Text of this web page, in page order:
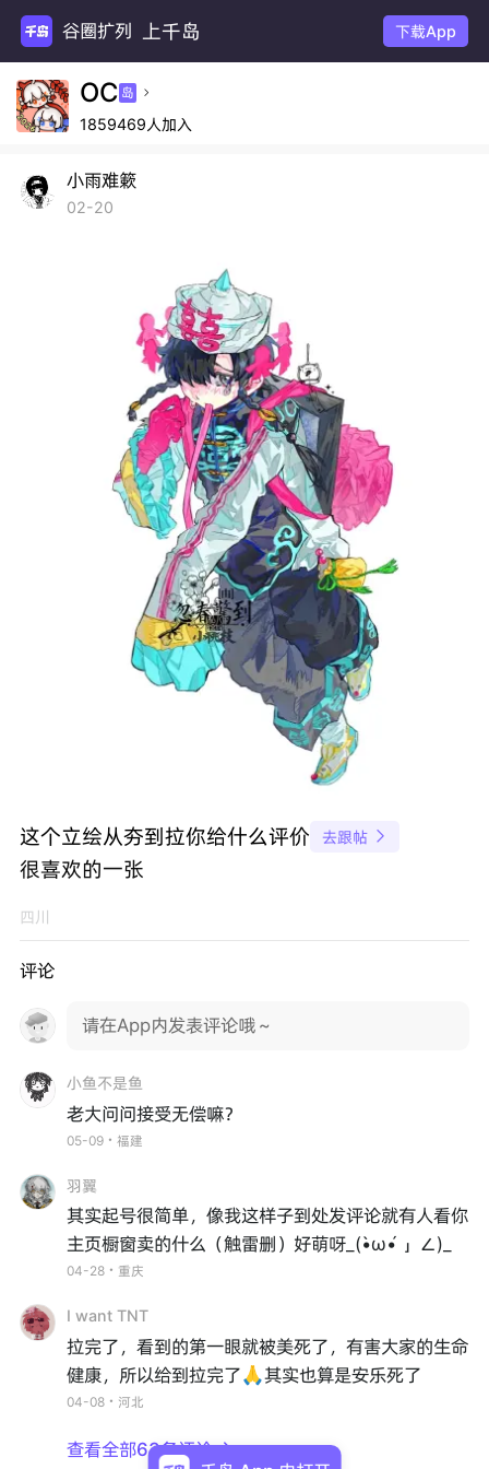
谷圈扩列 上千岛 下载App
OC 岛 
1859469人加入
小雨难簌
02-20
这个立绘从夯到拉你给什么评价 去跟帖 
很喜欢的一张
四川
评论
请在App内发表评论哦～
小鱼不是鱼
老大问问接受无偿嘛？
05-09・福建
羽翼
其实起号很简单，像我这样子到处发评论就有人看你
主页橱窗卖的什么（触雷删）好萌呀_(•̀ω•́ 」∠)_
04-28・重庆
I want TNT
拉完了，看到的第一眼就被美死了，有害大家的生命
健康，所以给到拉完了🙏其实也算是安乐死了
04-08・河北
查看全部63条评论 